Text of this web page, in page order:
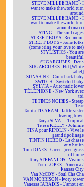
STEVE MILLER BAND - I
want to make the world turn
around
STEVE MILLER BAND - I
want to make the world turn
around (maxi)
STING - The soul cages
STREET BOYS - Red moon
STREET BOYS - Some folks
(come bring your love to me)
STYLISTICS - You are
beautiful
SUGARCUBES - Deus
SUGARCUBES - Hit [White
Label]
SUNSHINE - Come back baby
SWITCH - Switch it baby
SYLVIA - Automatic lover
TÉLÉPHONE - New York avec
toi
TÉTINES NOIRES - Streap
Teac
Tanita TIKARAM - Little sister
leaving town
Tanya St VAL - Tropical
Teresa KELLY - Johnnie
TINA pour RIPOLIN - Vive le
grand ripolinage
TINTIN HEBDO - La chasse
aux bruits
Tom JONES - Green green grass
of home
Tony STEFANIDIS - Visions
Trini LOPEZ - America /
Kansas City
Van McCOY - Soul Cha Cha
VAN MORRISON - Ivory tower
Vanessa PARADIS - L'amour en